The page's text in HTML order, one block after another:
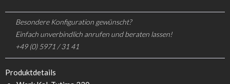
Besondere Konfiguration gewünscht?
Einfach unverbindlich anrufen und beraten lassen!
+49 (0) 5971 / 31 41
Produktdetails